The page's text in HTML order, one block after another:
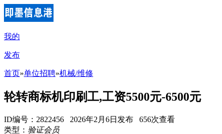
我的
发布
首页»单位招聘»机械/维修
轮转商标机印刷工,工资5500元-6500元
ID编号：2822456 2026年2月6日发布 656次查看
类型： 验证会员